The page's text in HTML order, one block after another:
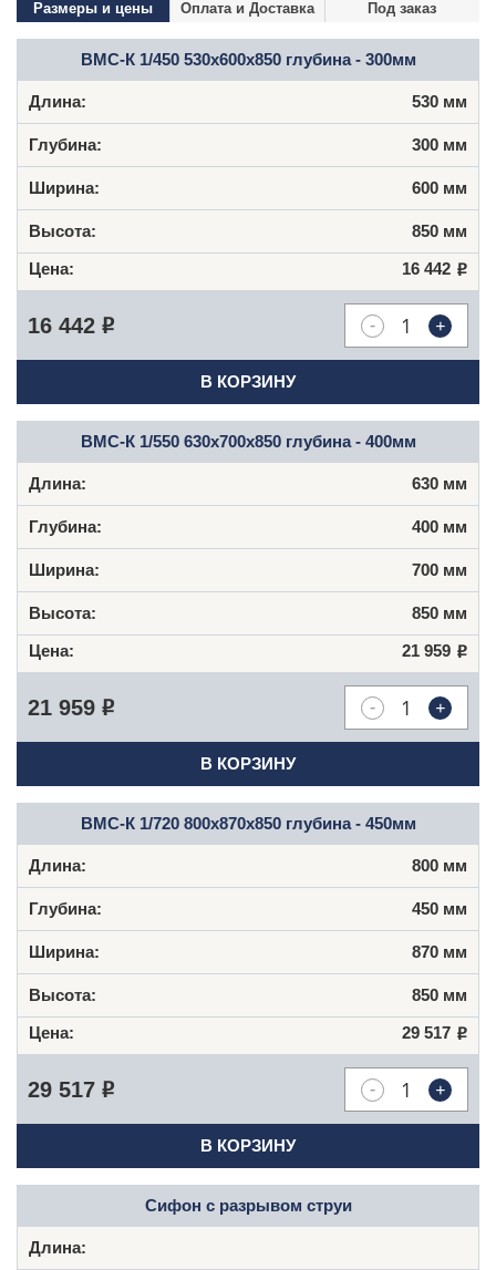
Размеры и цены Оплата и Доставка Под заказ
ВМС-К 1/450 530х600х850 глубина - 300мм
530 мм
300 мм
600 мм
850 мм
16 442 Р
- +
16 442 Р
В КОРЗИНУ
ВМC-К 1/550 630х700х850 глубина - 400мм
630 мм
400 мм
700 мм
850 мм
21 959 Р
- +
21 959 Р
В КОРЗИНУ
ВМС-К 1/720 800х870х850 глубина - 450мм
800 мм
450 мм
870 мм
850 мм
29 517 Р
- +
29 517 Р
В КОРЗИНУ
Сифон с разрывом струи